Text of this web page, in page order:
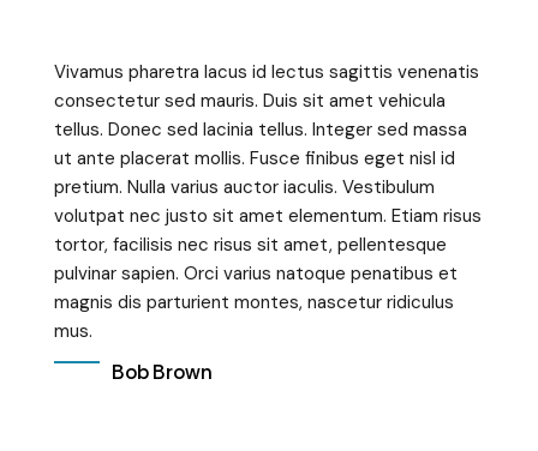
Vivamus pharetra lacus id lectus sagittis venenatis
consectetur sed mauris. Duis sit amet vehicula
tellus. Donec sed lacinia tellus. Integer sed massa
ut ante placerat mollis. Fusce finibus eget nisl id
pretium. Nulla varius auctor iaculis. Vestibulum
volutpat nec justo sit amet elementum. Etiam risus
tortor, facilisis nec risus sit amet, pellentesque
pulvinar sapien. Orci varius natoque penatibus et
magnis dis parturient montes, nascetur ridiculus
mus.
Bob Brown